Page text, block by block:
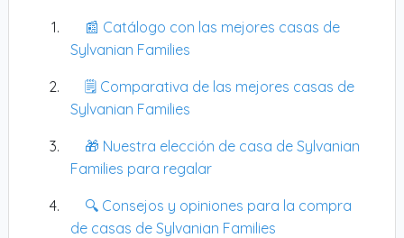
📰 Catálogo con las mejores casas de
Sylvanian Families
🗒️ Comparativa de las mejores casas de
Sylvanian Families
🎁 Nuestra elección de casa de Sylvanian
Families para regalar
🔍 Consejos y opiniones para la compra
de casas de Sylvanian Families